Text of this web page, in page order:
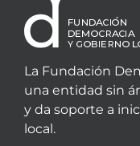
La Fundación
una entidad sin
y da soporte a
local.